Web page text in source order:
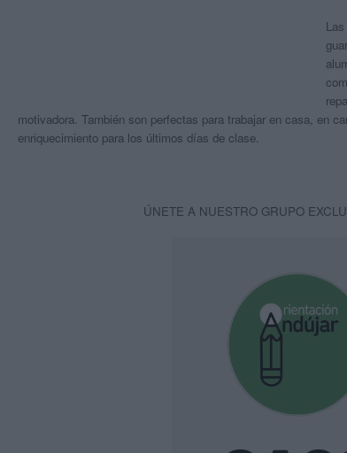
motivadora. También son perfectas para trabajar en casa, en
enriquecimiento para los últimos días de clase.
ÚNETE A NUESTRO GRUPO